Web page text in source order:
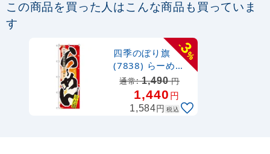
定番のぼり竿 オリジナルのぼりポール
367円 税抜
403 円
この商品を買った人はこんな商品も買っていま
す
-
3
%
四季のぼり旗
(7838) らーめん
冬
通常:1,490円
1,440円
1,584円 税込